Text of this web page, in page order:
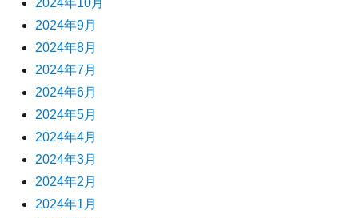
2024年9月
2024年8月
2024年7月
2024年6月
2024年5月
2024年4月
2024年3月
2024年2月
2024年1月